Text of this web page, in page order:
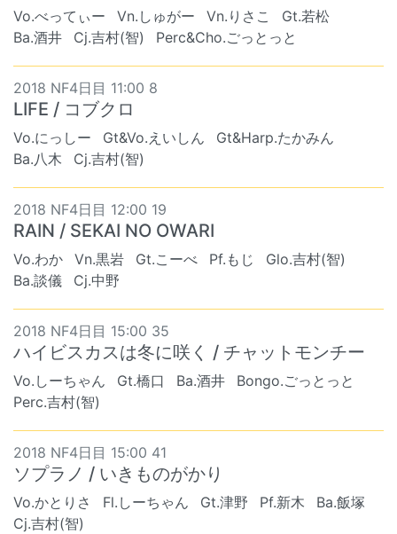
Vo.べってぃー Vn.しゅがー Vn.りさこ
Gt.若松
Ba.酒井
Cj.吉村(智) Perc&Cho.ごっとっと
2018 NF4日目 11:00 8
LIFE / コブクロ
Vo.にっしー Gt&Vo.えいしん
Gt&Harp.たかみん
Ba.八木
Cj.吉村(智)
2018 NF4日目 12:00 19
RAIN / SEKAI NO OWARI
Vo.わか Vn.黒岩 Gt.こーべ Pf.もじ
Glo.吉村(智)
Ba.談儀
Cj.中野
2018 NF4日目 15:00 35
ハイビスカスは冬に咲く / チャットモンチー
Vo.しーちゃん Gt.橋口 Ba.酒井
Bongo.ごっとっと
Perc.吉村(智)
2018 NF4日目 15:00 41
ソプラノ / いきものがかり
Vo.かとりさ Fl.しーちゃん Gt.津野 Pf.新木
Ba.飯塚
Cj.吉村(智)